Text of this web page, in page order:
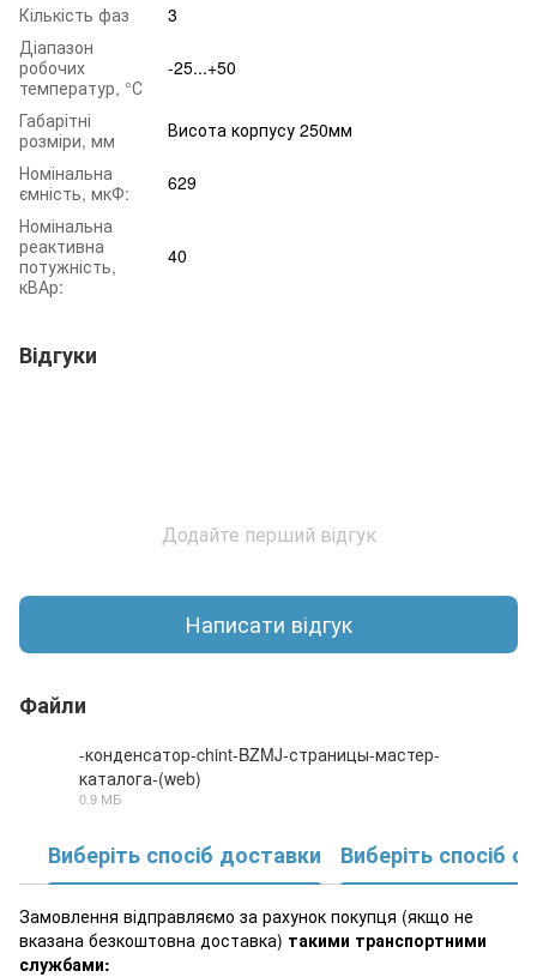
Кількість фаз
3
Діапазон
робочих
температур, °С
-25...+50
Габарітні
розміри, мм
Висота корпусу 250мм
Номінальна
ємність, мкФ:
629
Номінальна
реактивна
потужність,
кВАр:
40
Відгуки
Додайте перший відгук
Написати відгук
Файли
-конденсатор-chint-BZMJ-страницы-мастер-
каталога-(web)
0.9 МБ
Виберіть спосіб доставки Виберіть спосіб
Замовлення відправляємо за рахунок покупця (якщо не
вказана безкоштовна доставка) такими транспортними
службами: